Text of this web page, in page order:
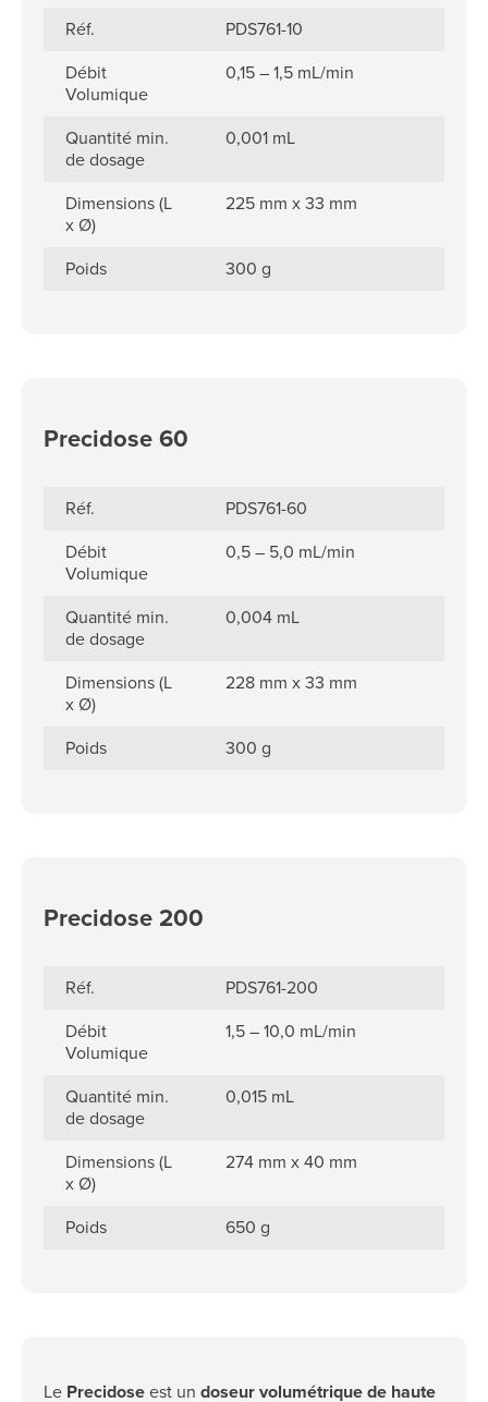
Réf.
PDS761-10
Débit
Volumique
0,15 – 1,5 mL/min
Quantité min.
de dosage
0,001 mL
Dimensions (L
x Ø)
225 mm x 33 mm
Poids 300 g
Precidose 60
Réf.
PDS761-60
Débit
Volumique
0,5 – 5,0 mL/min
Quantité min.
de dosage
0,004 mL
Dimensions (L
x Ø)
228 mm x 33 mm
Poids 300 g
Precidose 200
Réf.
PDS761-200
Débit
Volumique
1,5 – 10,0 mL/min
Quantité min.
de dosage
0,015 mL
Dimensions (L
x Ø)
274 mm x 40 mm
Poids 650 g
Le Precidoseest un doseur volumétrique de haute